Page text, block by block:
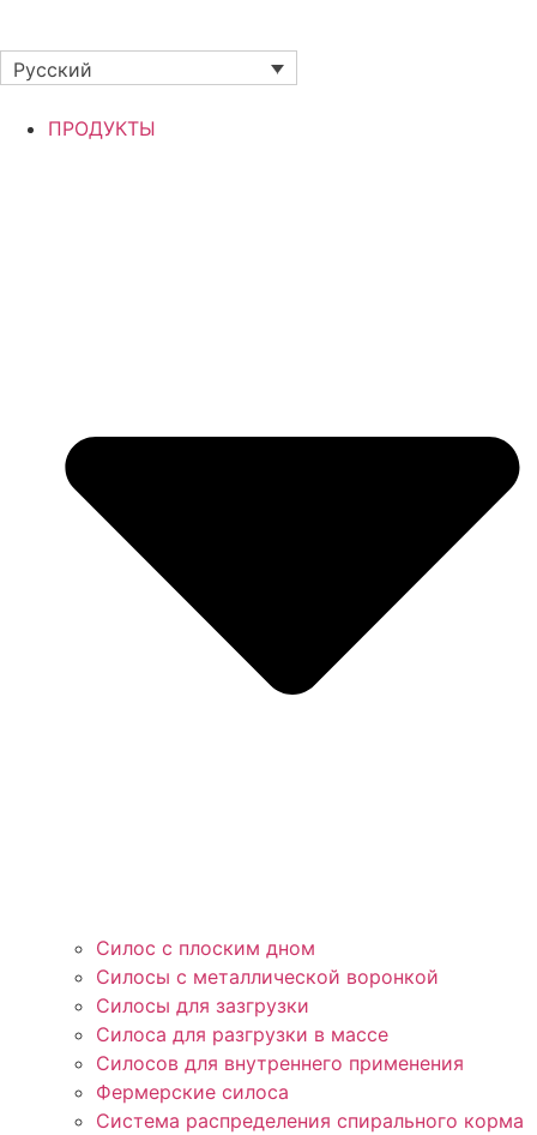
Русский
ПРОДУКТЫ
Силос с плоским дном
Силосы с металлической воронкой
Силосы для зазгрузки
Силоса для разгрузки в массе
Силосов для внутреннего применения
Фермерские силоса
Система распределения спирального корма